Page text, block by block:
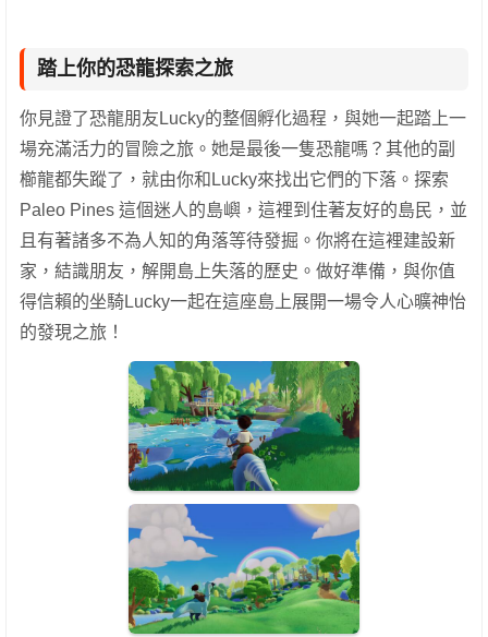
踏上你的恐龍探索之旅
你見證了恐龍朋友Lucky的整個孵化過程，與她一起踏上一
場充滿活力的冒險之旅。她是最後一隻恐龍嗎？其他的副
櫛龍都失蹤了，就由你和Lucky來找出它們的下落。探索
Paleo Pines 這個迷人的島嶼，這裡到住著友好的島民，並
且有著諸多不為人知的角落等待發掘。你將在這裡建設新
家，結識朋友，解開島上失落的歷史。做好準備，與你值
得信賴的坐騎Lucky一起在這座島上展開一場令人心曠神怡
的發現之旅！